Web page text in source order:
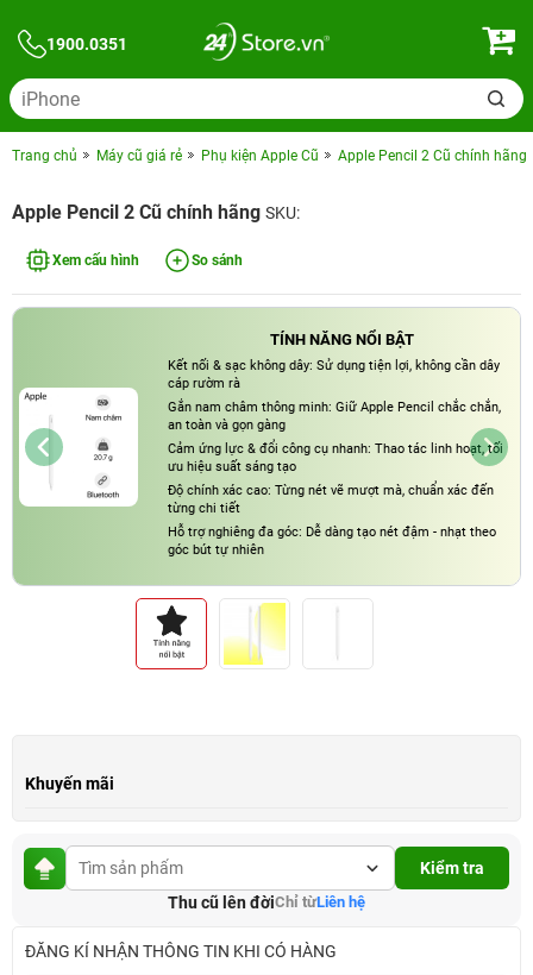
1900.0351
Trang chủ Máy cũ giá rẻ Phụ kiện Apple Cũ Apple Pencil 2 Cũ chính hãng
Apple Pencil 2 Cũ chính hãng SKU:
Xem cấu hình So sánh
TÍNH NĂNG NỔI BẬT
Kết nối & sạc không dây: Sử dụng tiện lợi, không cần dây
cáp rườm rà
Gắn nam châm thông minh: Giữ Apple Pencil chắc chắn,
an toàn và gọn gàng
Cảm ứng lực & đổi công cụ nhanh: Thao tác linh hoạt, tối
ưu hiệu suất sáng tạo
Độ chính xác cao: Từng nét vẽ mượt mà, chuẩn xác đến
từng chi tiết
Hỗ trợ nghiêng đa góc: Dễ dàng tạo nét đậm - nhạt theo
góc bút tự nhiên
Khuyến mãi
Kiểm tra
Thu cũ lên đờiChỉ từLiên hệ
ĐĂNG KÍ NHẬN THÔNG TIN KHI CÓ HÀNG